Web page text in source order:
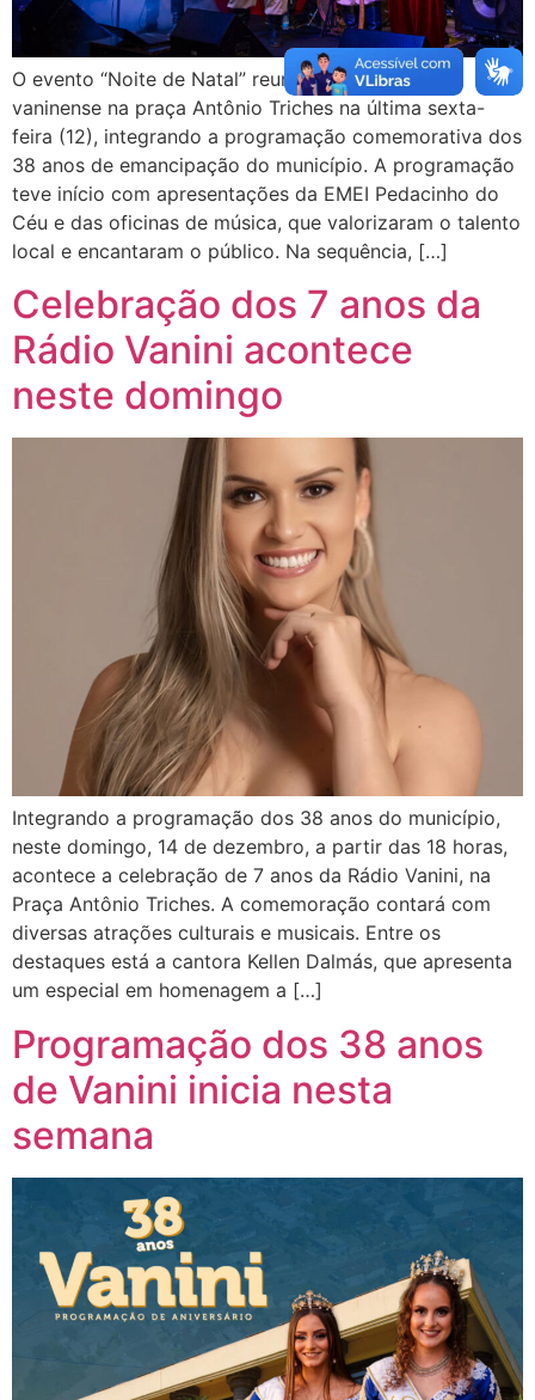
O evento “Noite de Natal” reuniu a comunidade
vaninense na praça Antônio Triches na última sexta-
feira (12), integrando a programação comemorativa dos
38 anos de emancipação do município. A programação
teve início com apresentações da EMEI Pedacinho do
Céu e das oficinas de música, que valorizaram o talento
local e encantaram o público. Na sequência, […]
Celebração dos 7 anos da
Rádio Vanini acontece
neste domingo
Integrando a programação dos 38 anos do município,
neste domingo, 14 de dezembro, a partir das 18 horas,
acontece a celebração de 7 anos da Rádio Vanini, na
Praça Antônio Triches. A comemoração contará com
diversas atrações culturais e musicais. Entre os
destaques está a cantora Kellen Dalmás, que apresenta
um especial em homenagem a […]
Programação dos 38 anos
de Vanini inicia nesta
semana